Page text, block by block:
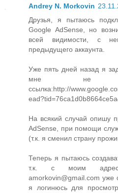
Andrey N. Morkovin
Друзья, я пытаюсь
Google AdSense, но
всей видимости, с
предыдущего аккаунта.
Уже пять дней назад я
мне не
ссылка:http://
На всякий случай опишу
AdSense, при помощи
(т.к. я сменил страну
Теперь я пытаюсь
т.к. с моим
amorkovin@gmail.com уже
я логинюсь для